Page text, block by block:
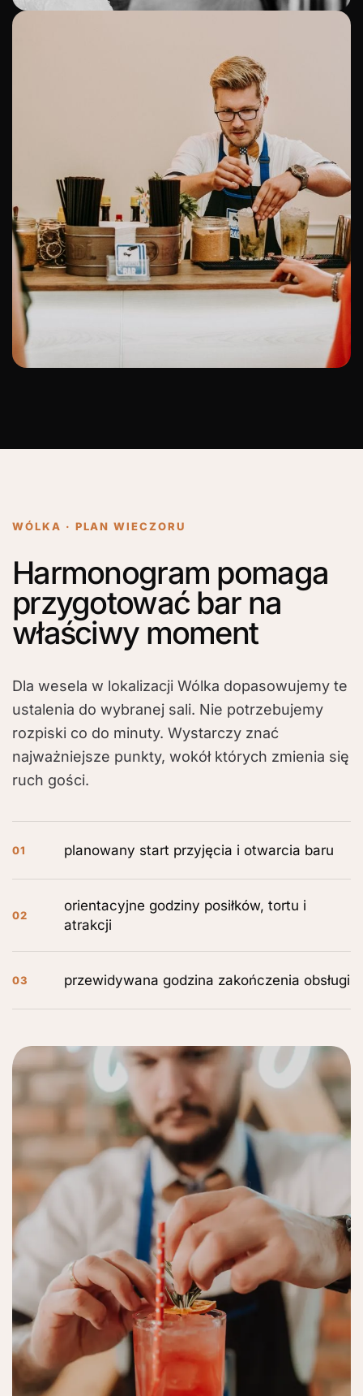
WÓLKA · PLAN WIECZORU
Harmonogram pomaga
przygotować bar na
właściwy moment
Dla wesela w lokalizacji Wólka dopasowujemy te
ustalenia do wybranej sali. Nie potrzebujemy
rozpiski co do minuty. Wystarczy znać
najważniejsze punkty, wokół których zmienia się
ruch gości.
01 planowany start przyjęcia i otwarcia baru
02
orientacyjne godziny posiłków, tortu i
atrakcji
03 przewidywana godzina zakończenia obsługi